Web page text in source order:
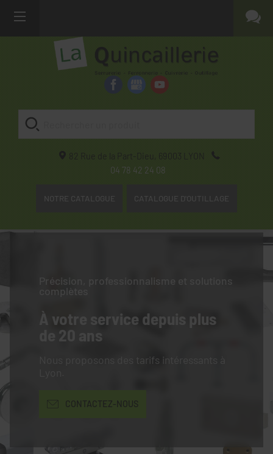
82 Rue de la Part-Dieu, 69003
LYON
04 78 42 24 08
NOTRE CATALOGUE CATALOGUE D'OUTILLAGE
Précision, professionnalisme et solutions
complètes
À votre service depuis plus
de 20 ans
Nous proposons des tarifs intéressants à
CONTACTEZ-NOUS